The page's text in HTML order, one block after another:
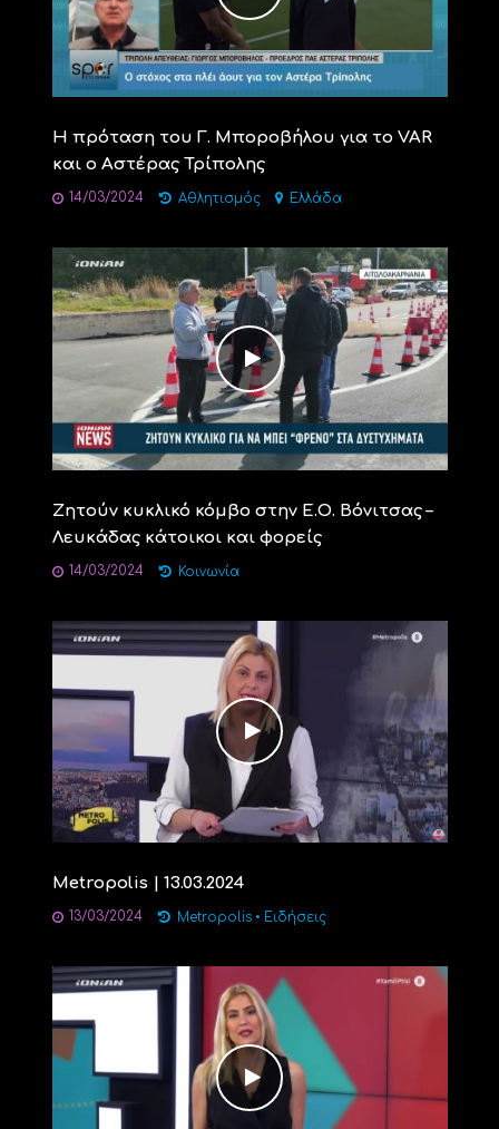
Η πρόταση του Γ. Μποροβήλου για το VAR
και ο Αστέρας Τρίπολης
14/03/2024 Αθλητισμός Ελλάδα
Ζητούν κυκλικό κόμβο στην Ε.Ο. Βόνιτσας –
Λευκάδας κάτοικοι και φορείς
14/03/2024 Κοινωνία
Metropolis | 13.03.2024
13/03/2024 Metropolis • Ειδήσεις